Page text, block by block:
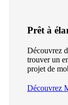
Prêt à
Découvrez
trouver un
projet de
Découvrez